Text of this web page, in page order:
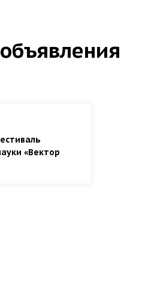
«Вектор